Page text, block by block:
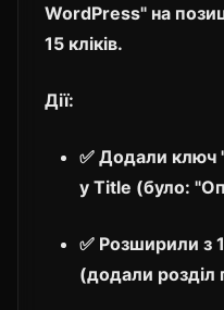
WordPress" на
15 кліків.
Дії:
✅ Додали ключ
у Title (було:
✅ Розширили з
(додали розділ